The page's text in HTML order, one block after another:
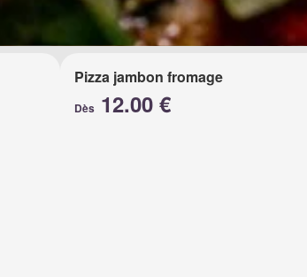
Pizza jambon fromage
Dès 12.00 €